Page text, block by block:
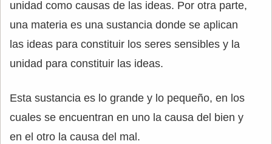
unidad como causas de las ideas. Por otra parte,
una materia es una sustancia donde se aplican
las ideas para constituir los seres sensibles y la
unidad para constituir las ideas.
Esta sustancia es lo grande y lo pequeño, en los
cuales se encuentran en uno la causa del bien y
en el otro la causa del mal.